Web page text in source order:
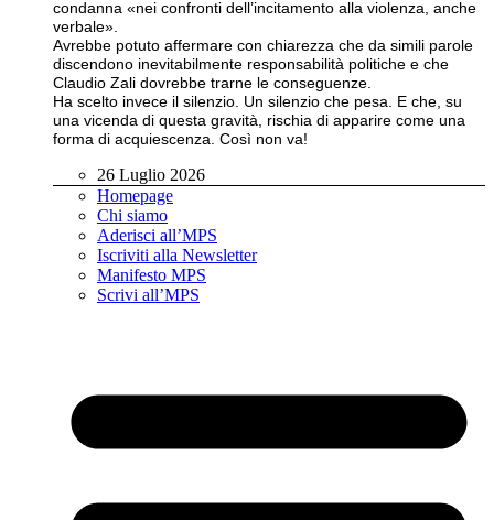
condanna «nei confronti dell’incitamento alla violenza, anche
verbale».
Avrebbe potuto affermare con chiarezza che da simili parole
discendono inevitabilmente responsabilità politiche e che
Claudio Zali dovrebbe trarne le conseguenze.
Ha scelto invece il silenzio. Un silenzio che pesa. E che, su
una vicenda di questa gravità, rischia di apparire come una
forma di acquiescenza. Così non va!
26 Luglio 2026
Homepage
Chi siamo
Aderisci all’MPS
Iscriviti alla Newsletter
Manifesto MPS
Scrivi all’MPS